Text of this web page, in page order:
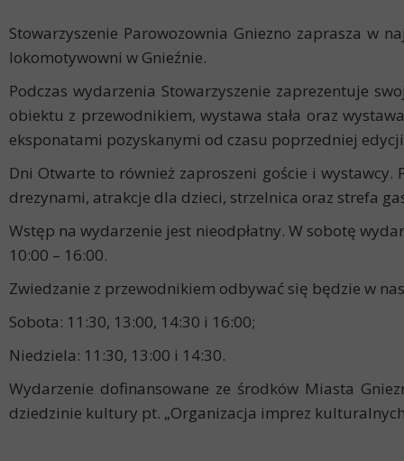
Stowarzyszenie Parowozownia Gniezno zaprasza w
lokomotywowni w Gnieźnie.
Podczas wydarzenia Stowarzyszenie zaprezentuje
obiektu z przewodnikiem, wystawa stała oraz
eksponatami pozyskanymi od czasu poprzedniej
Dni Otwarte to również zaproszeni goście i
drezynami, atrakcje dla dzieci, strzelnica oraz strefa
Wstęp na wydarzenie jest nieodpłatny. W sobotę
10:00 – 16:00.
Zwiedzanie z przewodnikiem odbywać się będzie w
Sobota: 11:30, 13:00, 14:30 i 16:00;
Niedziela: 11:30, 13:00 i 14:30.
Wydarzenie dofinansowane ze środków Miasta
dziedzinie kultury pt. „Organizacja imprez